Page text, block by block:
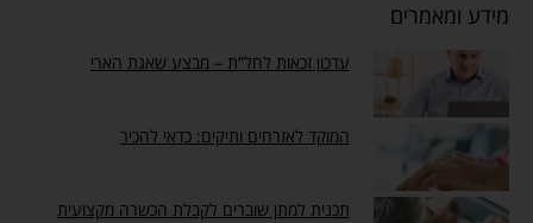
מידע ומאמרים
עדכון זכאות לחל”ת – מבצע שאגת הארי
המוקד לאזרחים ותיקים: כדאי להכיר
תכנית למתן שוברים לקבלת הכשרה מקצועית